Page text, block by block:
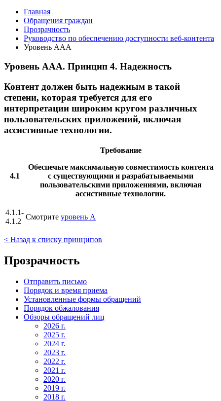
Главная
Обращения граждан
Прозрачность
Руководство по обеспечению доступности веб-контента
Уровень ААА
Уровень ААА. Принцип 4. Надежность
Контент должен быть надежным в такой
степени, которая требуется для его
интерпретации широким кругом различных
пользовательских приложений, включая
ассистивные технологии.
4.1
Требование
Обеспечьте максимальную совместимость контента
с существующими и разрабатываемыми
пользовательскими приложениями, включая
ассистивные технологии.
4.1.1-
4.1.2
Смотрите уровень А
< Назад к списку принципов
Прозрачность
Отправить письмо
Порядок и время приема
Установленные формы обращений
Порядок обжалования
Обзоры обращений лиц
2026 г.
2025 г.
2024 г.
2023 г.
2022 г.
2021 г.
2020 г.
2019 г.
2018 г.